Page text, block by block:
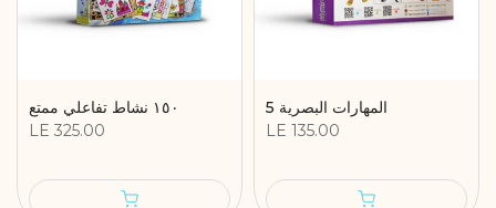
١٥٠ نشاط تفاعلي ممتع
LE 325.00
المهارات البصرية 5
LE 135.00